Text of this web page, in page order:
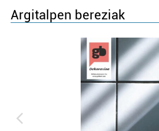
Argitalpen bereziak